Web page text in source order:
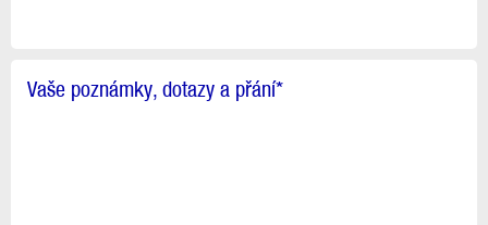
Vaše poznámky, dotazy a přání*